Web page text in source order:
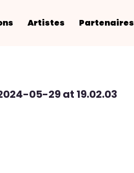
Artistes Partenaires
05-29 at 19.02.03